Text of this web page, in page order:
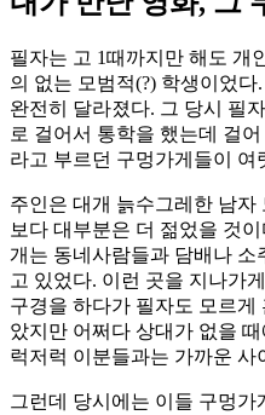
필자는 고 1때까지만 해도 개
의 없는 모범적(?) 학생이었다
완전히 달라졌다. 그 당시 필
로 걸어서 통학을 했는데 걸
라고 부르던 구멍가게들이 여
주인은 대개 늙수그레한 남
보다 대부분은 더 젊었을 것
개는 동네사람들과 담배나 소
고 있었다. 이런 곳을 지나가
구경을 하다가 필자도 모르
았지만 어쩌다 상대가 없을
럭저럭 이분들과는 가까운 사
그런데 당시에는 이들 구멍가